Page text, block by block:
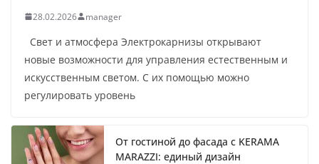
28.02.2026 manager
Свет и атмосфера Электрокарнизы открывают
новые возможности для управления естественным и
искусственным светом. С их помощью можно
регулировать уровень
От гостиной до фасада с KERAMA
MARAZZI: единый дизайн